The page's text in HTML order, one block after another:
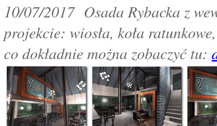
10/07/2017 Osada Rybacka z
projekcie: wiosła, koła
co dokładnie można zobaczyć tu: